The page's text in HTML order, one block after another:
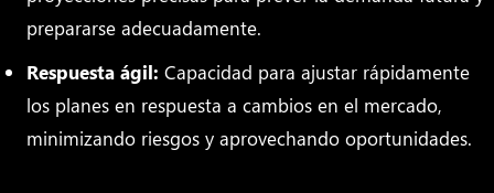
prepararse adecuadamente.
Respuesta ágil: Capacidad para ajustar rápidamente
los planes en respuesta a cambios en el mercado,
minimizando riesgos y aprovechando oportunidades.